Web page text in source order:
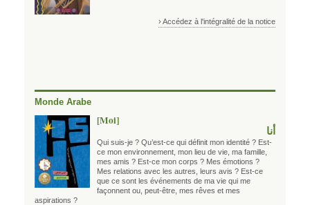
› Accédez à l'intégralité de la notice
Monde Arabe
[Moi]
أنا
Qui suis-je ? Qu’est-ce qui définit mon identité ? Est-
ce mon environnement, mon lieu de vie, ma famille,
mes amis ? Est-ce mon corps ? Mes émotions ?
Mes relations avec les autres, leurs avis ? Est-ce
que ce sont les événements de ma vie qui me
façonnent ou, peut-être, mes rêves et mes
aspirations ?